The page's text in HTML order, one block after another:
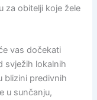
za obitelji koje žele
vas dočekati
svježih lokalnih
blizini predivnih
u sunčanju,